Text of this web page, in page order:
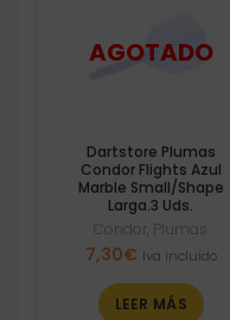
Dartstore Plumas
Condor Flights Azul
Marble Small/Shape
Larga.3 Uds.
Condor Plumas
7,30€ Iva incluido
LEER MÁS